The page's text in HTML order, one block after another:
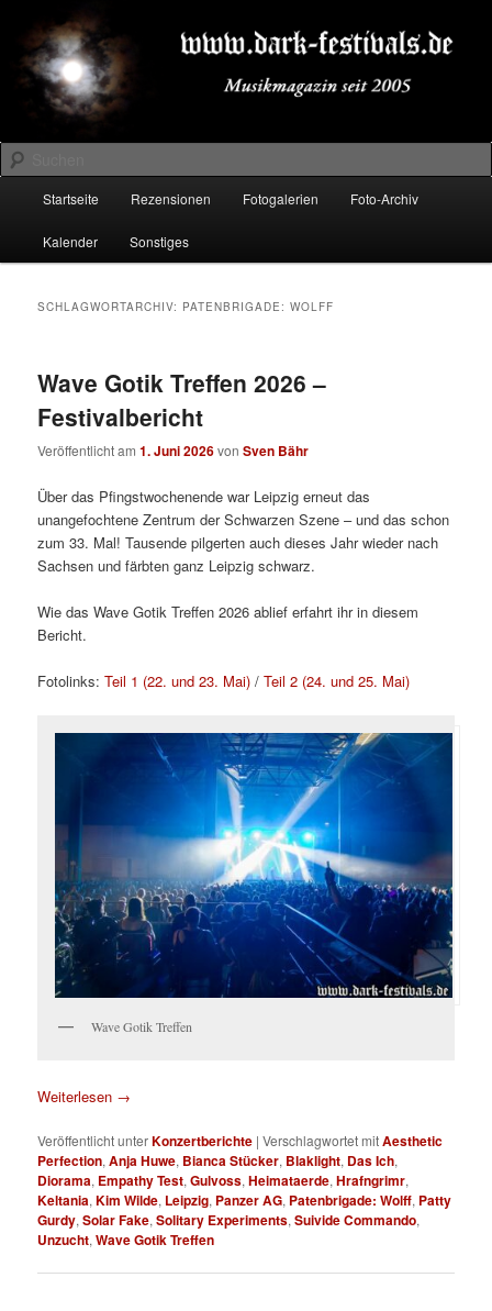
primären
Inhalt
springen
sekundären
Inhalt
springenDARK-FESTIVALS.DE
Suchen
Startseite Rezensionen Fotogalerien Foto-Archiv
Kalender Sonstiges
SCHLAGWORTARCHIV: PATENBRIGADE: WOLFF
Wave Gotik Treffen 2026 –
Festivalbericht
Veröffentlicht am1. Juni 2026vonSven Bähr
Über das Pfingstwochenende war Leipzig erneut das
unangefochtene Zentrum der Schwarzen Szene – und das schon
zum 33. Mal! Tausende pilgerten auch dieses Jahr wieder nach
Sachsen und färbten ganz Leipzig schwarz.
Wie das Wave Gotik Treffen 2026 ablief erfahrt ihr in diesem
Bericht.
Fotolinks:Teil 1 (22. und 23. Mai) /Teil 2 (24. und 25. Mai)
Wave Gotik Treffen
Weiterlesen →
Veröffentlicht unterKonzertberichte |Verschlagwortet mitAesthetic
Perfection,Anja Huwe, Bianca Stücker, Blaklight, Das Ich,
Diorama, Empathy Test,Gulvoss,Heimataerde,Hrafngrimr,
Keltania,Kim Wilde, Leipzig, Panzer AG, Patenbrigade: Wolff, Patty
Gurdy,Solar Fake,Solitary Experiments,Suivide Commando,
Unzucht,Wave Gotik Treffen